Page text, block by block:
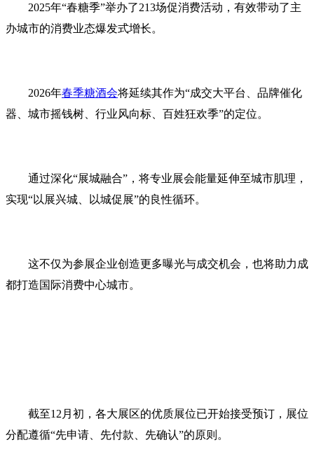
2025年“春糖季”举办了213场促消费活动，有效带动了主
办城市的消费业态爆发式增长。
2026年春季糖酒会将延续其作为“成交大平台、品牌催化
器、城市摇钱树、行业风向标、百姓狂欢季”的定位。
通过深化“展城融合”，将专业展会能量延伸至城市肌理，
实现“以展兴城、以城促展”的良性循环。
这不仅为参展企业创造更多曝光与成交机会，也将助力成
都打造国际消费中心城市。
截至12月初，各大展区的优质展位已开始接受预订，展位
分配遵循“先申请、先付款、先确认”的原则。